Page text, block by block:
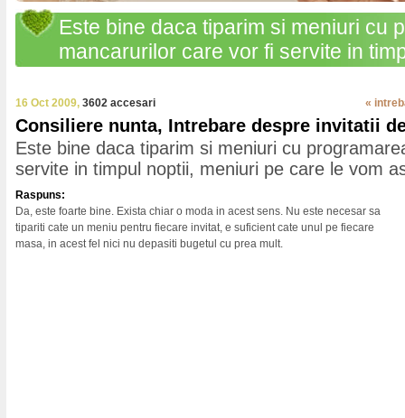
Este bine daca tiparim si meniuri cu
mancarurilor care vor fi servite in
16 Oct 2009, 3602 accesari «
Consiliere nunta, Intrebare despre invitatii
Este bine daca tiparim si meniuri cu
servite in timpul noptii, meniuri pe care le vom
Raspuns:
Da, este foarte bine. Exista chiar o moda in acest sens. Nu este necesar sa
tipariti cate un meniu pentru fiecare invitat, e suficient cate unul pe fiecare
masa, in acest fel nici nu depasiti bugetul cu prea mult.